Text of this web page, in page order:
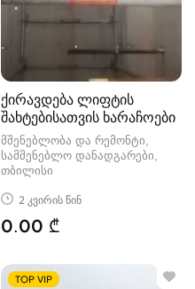
ქირავდება ლიფტის
შახტებისათვის ხარაჩოები
მშენებლობა და რემონტი,
სამშენებლო დანადგარები
თბილისი
2 კვირის წინ
0.00 ₾
TOP VIP